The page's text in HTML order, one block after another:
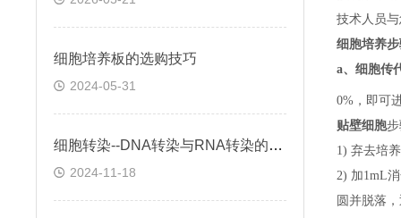
细胞培养板的选购技巧
2024-05-31
细胞转染--DNA转染与RNA转染的区别
2024-11-18
技术人员
细胞培养
a、 细胞传
0%，即可
贴壁细胞
1) 弃去培
2) 加1mL
圆并脱落